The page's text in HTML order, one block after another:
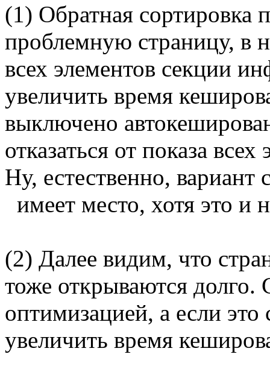
(1) Обратная сортировка
проблемную страницу, в
всех элементов секции
увеличить время
выключено
отказаться от показа
Ну, естественно,
имеет место, хотя это и
(2) Далее видим, что
тоже открываются долго.
оптимизацией, а если
увеличить время